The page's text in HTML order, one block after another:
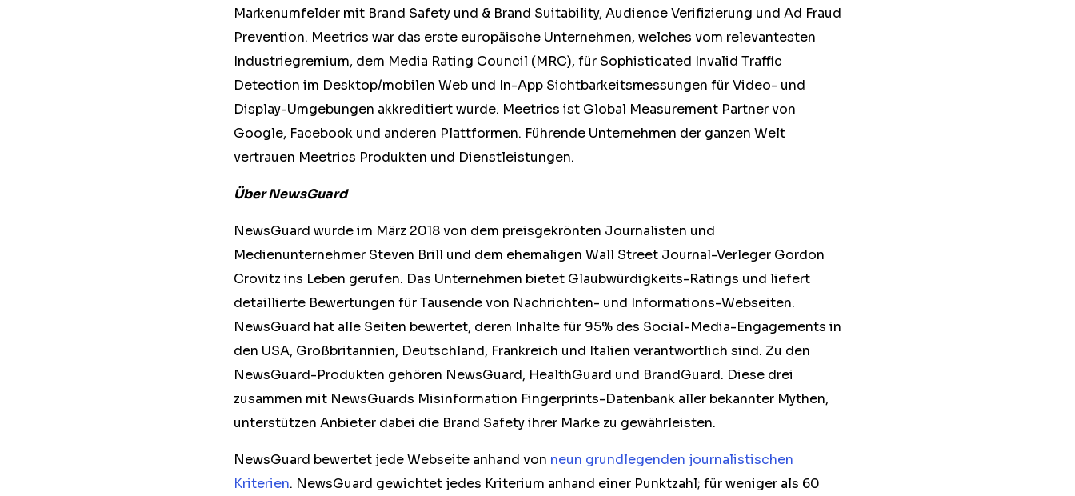
Markenumfelder mit Brand Safety und & Brand Suitability, Audience Verifizierung und Ad Fraud
Prevention. Meetrics war das erste europäische Unternehmen, welches vom relevantesten
Industriegremium, dem Media Rating Council (MRC), für Sophisticated Invalid Traffic
Detection im Desktop/mobilen Web und In-App Sichtbarkeitsmessungen für Video- und
Display-Umgebungen akkreditiert wurde. Meetrics ist Global Measurement Partner von
Google, Facebook und anderen Plattformen. Führende Unternehmen der ganzen Welt
vertrauen Meetrics Produkten und Dienstleistungen.
Über NewsGuard
NewsGuard wurde im März 2018 von dem preisgekrönten Journalisten und
Medienunternehmer Steven Brill und dem ehemaligen Wall Street Journal-Verleger Gordon
Crovitz ins Leben gerufen. Das Unternehmen bietet Glaubwürdigkeits-Ratings und liefert
detaillierte Bewertungen für Tausende von Nachrichten- und Informations-Webseiten.
NewsGuard hat alle Seiten bewertet, deren Inhalte für 95% des Social-Media-Engagements in
den USA, Großbritannien, Deutschland, Frankreich und Italien verantwortlich sind. Zu den
NewsGuard-Produkten gehören NewsGuard, HealthGuard und BrandGuard. Diese drei
zusammen mit NewsGuards Misinformation Fingerprints-Datenbank aller bekannter Mythen,
unterstützen Anbieter dabei die Brand Safety ihrer Marke zu gewährleisten.
NewsGuard bewertet jede Webseite anhand von neun grundlegenden journalistischen
Kriterien. NewsGuard gewichtet jedes Kriterium anhand einer Punktzahl; für weniger als 60